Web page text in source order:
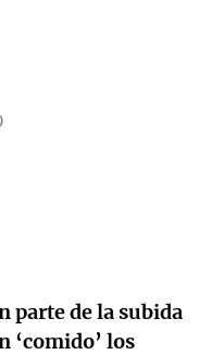
parte de la subida
‘comido’ los